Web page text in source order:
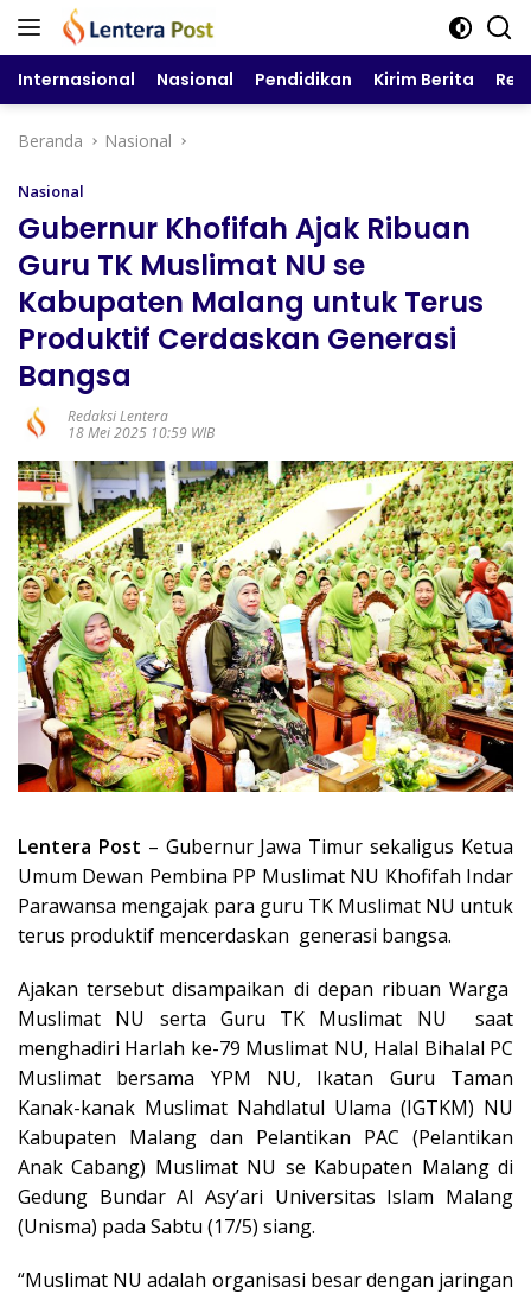
Langsung
Internasional Nasional Pendidikan Kirim Berita
Beranda Nasional
Nasional
Gubernur Khofifah Ajak Ribuan
Guru TK Muslimat NU se
Kabupaten Malang untuk Terus
Produktif Cerdaskan Generasi
Bangsa
Redaksi Lentera
18 Mei 2025 10:59 WIB
Lentera Post – Gubernur Jawa Timur sekaligus Ketua
Umum Dewan Pembina PP Muslimat NU Khofifah Indar
Parawansa mengajak para guru TK Muslimat NU untuk
terus produktif mencerdaskan generasi bangsa.
Ajakan tersebut disampaikan di depan ribuan Warga
Muslimat NU serta Guru TK Muslimat NU saat
menghadiri Harlah ke-79 Muslimat NU, Halal Bihalal PC
Muslimat bersama YPM NU, Ikatan Guru Taman
Kanak-kanak Muslimat Nahdlatul Ulama (IGTKM) NU
Kabupaten Malang dan Pelantikan PAC (Pelantikan
Anak Cabang) Muslimat NU se Kabupaten Malang di
Gedung Bundar Al Asy’ari Universitas Islam Malang
(Unisma) pada Sabtu (17/5) siang.
“Muslimat NU adalah organisasi besar dengan jaringan